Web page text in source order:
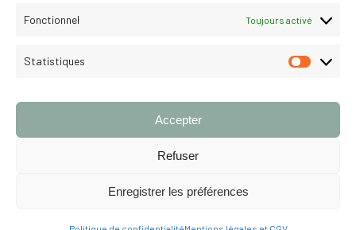
Fonctionnel Toujours activé
Statistiques
Accepter
Refuser
Enregistrer les préférences
© 2026 Louise Gobinet. Tous droits réservés.MENTIONS LÉGALES &